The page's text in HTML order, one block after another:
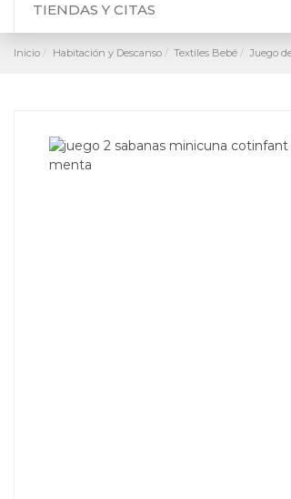
TIENDAS Y CITAS
Inicio Habitación y Descanso Textiles Bebé Juego